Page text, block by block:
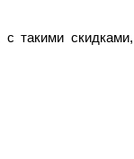
такими скидками,